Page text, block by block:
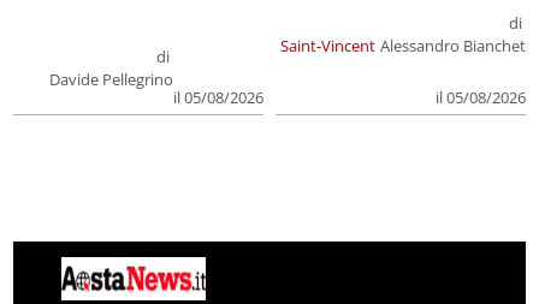
di
Davide Pellegrino
il 05/08/2026
Saint-Vincent
di
Alessandro Bianchet
il 05/08/2026